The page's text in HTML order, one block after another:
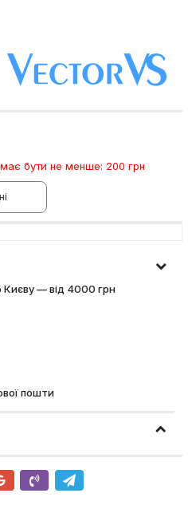
бути не менше: 200 грн
— від 4000 грн
пошти